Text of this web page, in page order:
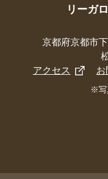
リーガ
京都府京都市
アクセス
お
※写